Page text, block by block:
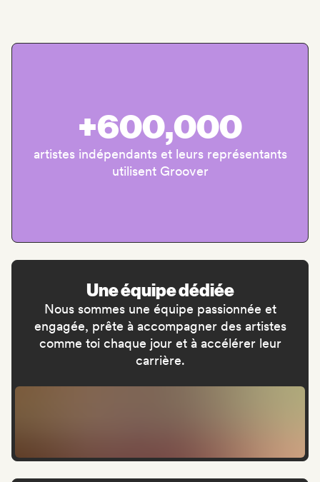
+600,000
artistes indépendants et leurs représentants
utilisent Groover
Une équipe dédiée
Nous sommes une équipe passionnée et
engagée, prête à accompagner des artistes
comme toi chaque jour et à accélérer leur
carrière.